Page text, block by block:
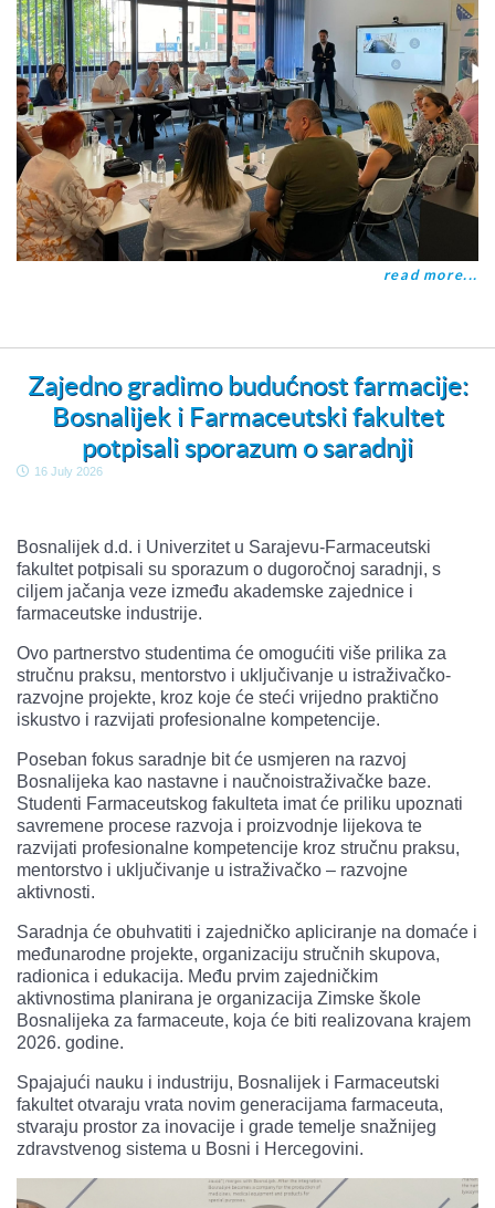
read more...
Zajedno gradimo budućnost farmacije:
Bosnalijek i Farmaceutski fakultet
potpisali sporazum o saradnji
16 July 2026
Bosnalijek d.d. i Univerzitet u Sarajevu-Farmaceutski
fakultet potpisali su sporazum o dugoročnoj saradnji, s
ciljem jačanja veze između akademske zajednice i
farmaceutske industrije.
Ovo partnerstvo studentima će omogućiti više prilika za
stručnu praksu, mentorstvo i uključivanje u istraživačko-
razvojne projekte, kroz koje će steći vrijedno praktično
iskustvo i razvijati profesionalne kompetencije.
Poseban fokus saradnje bit će usmjeren na razvoj
Bosnalijeka kao nastavne i naučnoistraživačke baze.
Studenti Farmaceutskog fakulteta imat će priliku upoznati
savremene procese razvoja i proizvodnje lijekova te
razvijati profesionalne kompetencije kroz stručnu praksu,
mentorstvo i uključivanje u istraživačko – razvojne
aktivnosti.
Saradnja će obuhvatiti i zajedničko apliciranje na domaće i
međunarodne projekte, organizaciju stručnih skupova,
radionica i edukacija. Među prvim zajedničkim
aktivnostima planirana je organizacija Zimske škole
Bosnalijeka za farmaceute, koja će biti realizovana krajem
2026. godine.
Spajajući nauku i industriju, Bosnalijek i Farmaceutski
fakultet otvaraju vrata novim generacijama farmaceuta,
stvaraju prostor za inovacije i grade temelje snažnijeg
zdravstvenog sistema u Bosni i Hercegovini.